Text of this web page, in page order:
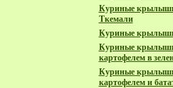
Куриные
Ткемали
Куриные
Куриные
картофелем в
Куриные
картофелем и